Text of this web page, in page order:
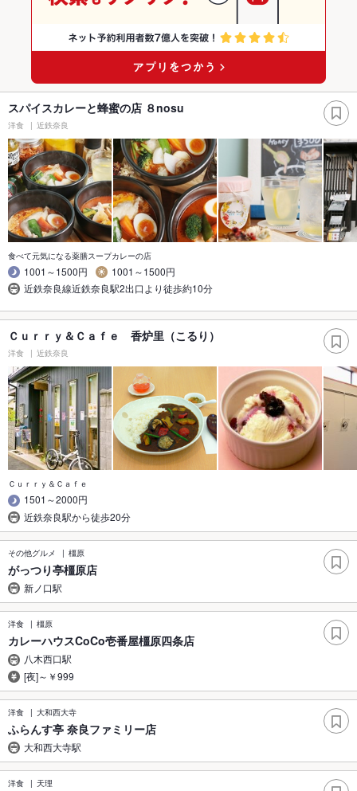
スパイスカレーと蜂蜜の店 ８nosu
洋食 近鉄奈良
食べて元気になる薬膳スープカレーの店
1001～1500円
1001～1500円
近鉄奈良線近鉄奈良駅2出口より徒歩約10分
Ｃｕｒｒｙ＆Ｃａｆｅ 香炉里（こるり）
洋食 近鉄奈良
Ｃｕｒｒｙ＆Ｃａｆｅ
1501～2000円
近鉄奈良駅から徒歩20分
その他グルメ 橿原
がっつり亭橿原店
新ノ口駅
洋食 橿原
カレーハウスCoCo壱番屋橿原四条店
八木西口駅
[夜]～￥999
洋食 大和西大寺
ふらんす亭 奈良ファミリー店
大和西大寺駅
洋食 天理